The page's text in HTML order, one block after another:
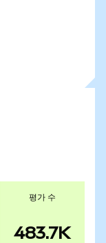
평가 수
483.7K